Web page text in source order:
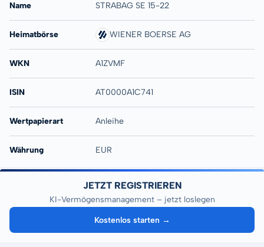
Name STRABAG SE 15-22
Heimatbörse WIENER BOERSE AG
WKN A1ZVMF
ISIN AT0000A1C741
Wertpapierart Anleihe
Währung EUR
JETZT REGISTRIEREN
KI-Vermögensmanagement – jetzt loslegen
Kostenlos starten →